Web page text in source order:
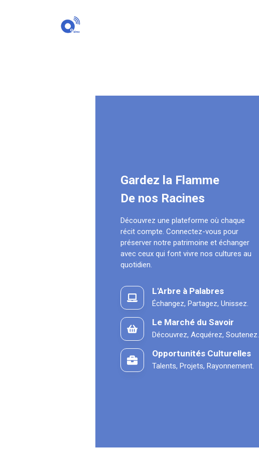
Gardez la Flamme
De nos Racines
Découvrez une plateforme où chaque
récit compte. Connectez-vous pour
préserver notre patrimoine et échanger
avec ceux qui font vivre nos cultures au
quotidien.
L'Arbre à Palabres
Échangez, Partagez, Unissez.
Le Marché du Savoir
Découvrez, Acquérez, Soutenez.
Opportunités Culturelles
Talents, Projets, Rayonnement.